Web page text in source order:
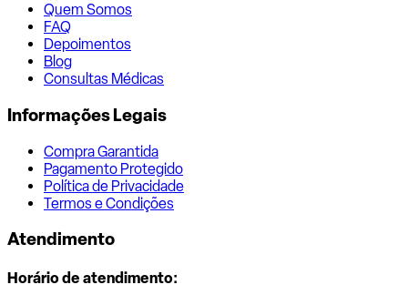
Quem Somos
FAQ
Depoimentos
Blog
Consultas Médicas
Informações Legais
Compra Garantida
Pagamento Protegido
Política de Privacidade
Termos e Condições
Atendimento
Horário de atendimento: